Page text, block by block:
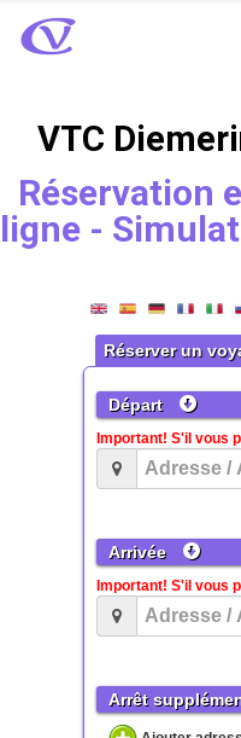
VTC
Réservation
ligne -